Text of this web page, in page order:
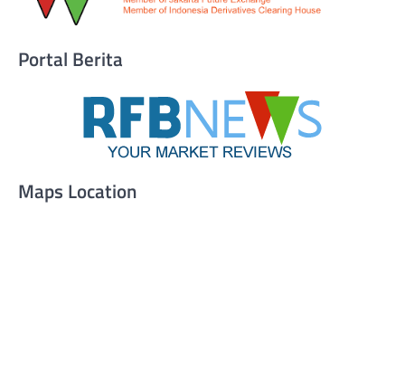
Portal Berita
Maps Location